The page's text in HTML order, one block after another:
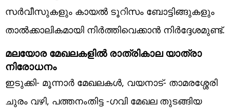
സർവീസുകളും കായൽ ടൂറിസം ബോട്ടിങ്ങുകളും
താൽക്കാലികമായി നിർത്തിവെക്കാൻ നിർദ്ദേശമുണ്ട്.
മലയോര മേഖലകളിൽ രാത്രികാല യാത്രാ
നിരോധനം
ഇടുക്കി- മൂന്നാർ മേഖലകൾ, വയനാട്- താമരശ്ശേരി
ചുരം വഴി, പത്തനംതിട്ട -ഗവി മേഖല തുടങ്ങിയ